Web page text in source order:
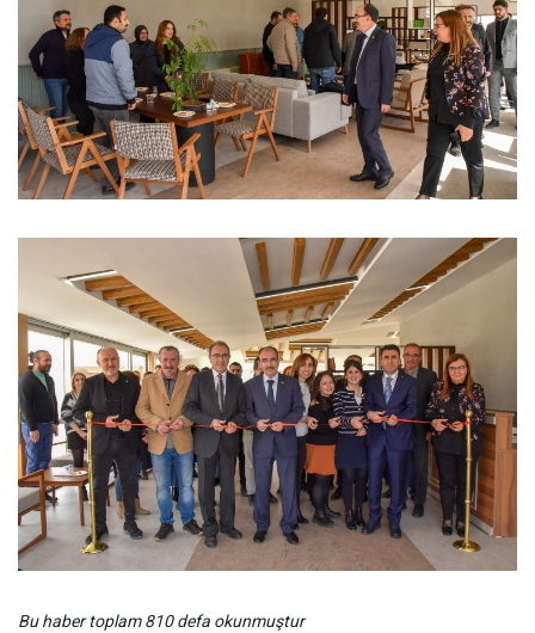
Bu haber toplam 810 defa okunmuştur